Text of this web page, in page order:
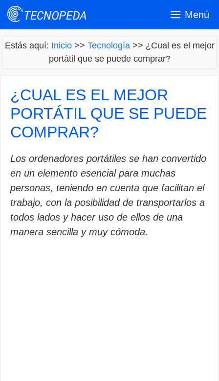
Saltar
Menú
Estás aquí: Inicio>> Tecnología>> ¿Cual es el mejor
portátil que se puede comprar?
¿CUAL ES EL MEJOR
PORTÁTIL QUE SE PUEDE
COMPRAR?
Los ordenadores portátiles se han convertido
en un elemento esencial para muchas
personas, teniendo en cuenta que facilitan el
trabajo, con la posibilidad de transportarlos a
todos lados y hacer uso de ellos de una
manera sencilla y muy cómoda.